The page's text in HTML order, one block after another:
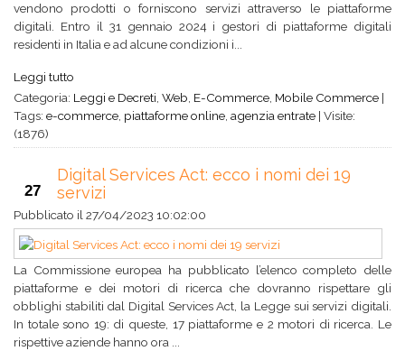
vendono prodotti o forniscono servizi attraverso le piattaforme
digitali. Entro il 31 gennaio 2024 i gestori di piattaforme digitali
residenti in Italia e ad alcune condizioni i...
Leggi tutto
Categoria: Leggi e Decreti Web E-Commerce Mobile Commerce |
Tags: e-commerce piattaforme online agenzia entrate | Visite:
(1876)
27
Digital Services Act: ecco i nomi dei 19
servizi
Pubblicato il 27/04/2023 10:02:00
La Commissione europea ha pubblicato l’elenco completo delle
piattaforme e dei motori di ricerca che dovranno rispettare gli
obblighi stabiliti dal Digital Services Act, la Legge sui servizi digitali.
In totale sono 19: di queste, 17 piattaforme e 2 motori di ricerca. Le
rispettive aziende hanno ora ...